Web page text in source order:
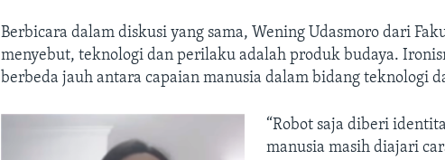
Berbicara dalam diskusi yang sama, Wening Udasmoro dari
menyebut, teknologi dan perilaku adalah produk budaya.
berbeda jauh antara capaian manusia dalam bidang teknologi
“Robot saja diberi
manusia masih diajari